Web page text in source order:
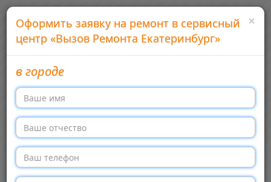
Добавить сервисный центр Войти
Сервисные центры бытовой техники в России
Меню →
×
Оформить заявку на ремонт в сервисный
центр «Вызов Ремонта Екатеринбург»
в городе